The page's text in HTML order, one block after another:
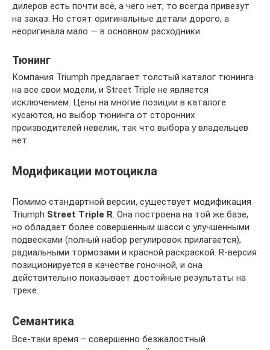
дилеров есть почти всё, а чего нет, то всегда привезут
на заказ. Но стоят оригинальные детали дорого, а
неоригинала мало — в основном расходники.
Тюнинг
Компания Triumph предлагает толстый каталог тюнинга
на все свои модели, и Street Triple не является
исключением. Цены на многие позиции в каталоге
кусаются, но выбор тюнинга от сторонних
производителей невелик, так что выбора у владельцев
нет.
Модификации мотоцикла
Помимо стандартной версии, существует модификация
Triumph Street Triple R. Она построена на той же базе,
но обладает более совершенным шасси с улучшенными
подвесками (полный набор регулировок прилагается),
радиальными тормозами и красной раскраской. R-версия
позиционируется в качестве гоночной, и она
действительно показывает достойные результаты на
треке.
Семантика
Все-таки время – совершенно безжалостный